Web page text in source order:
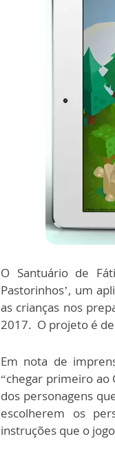
O Santuário de
Pastorinhos’, um
as crianças nos
2017. O projeto é
Em nota de
“chegar primeiro ao
dos personagens
escolherem os
instruções que o